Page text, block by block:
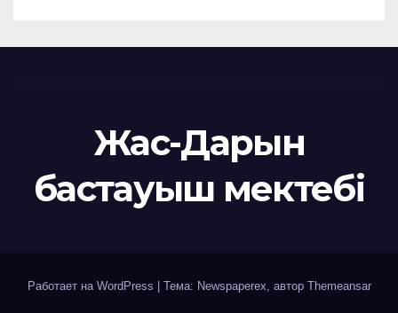
Жас-Дарын
бастауыш мектебі
Работает на WordPress Тема: Newspaperex, автор Themeansar